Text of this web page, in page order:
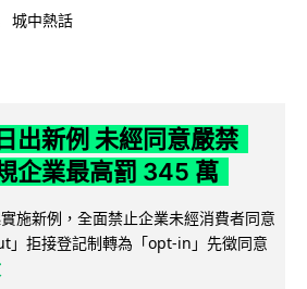
城中熱話
出新例 未經同意嚴禁
企業最高罰 345 萬
施新例，全面禁止企業未經消費者同意
」拒接登記制轉為「opt-in」先徵同意